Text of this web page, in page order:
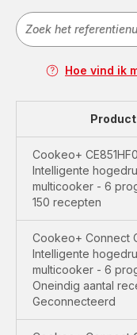
Hoe vind ik
Product
Cookeo+ CE851HF0
Intelligente
multicooker - 6
150 recepten
Cookeo+ Connect
Intelligente
multicooker - 6
Oneindig aantal
Geconnecteerd